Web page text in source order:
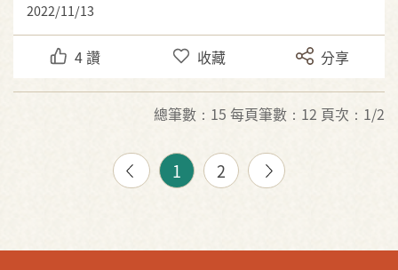
2022/11/13
4讚 收藏 分享
總筆數：15 每頁筆數：12 頁次：1/2
1 2